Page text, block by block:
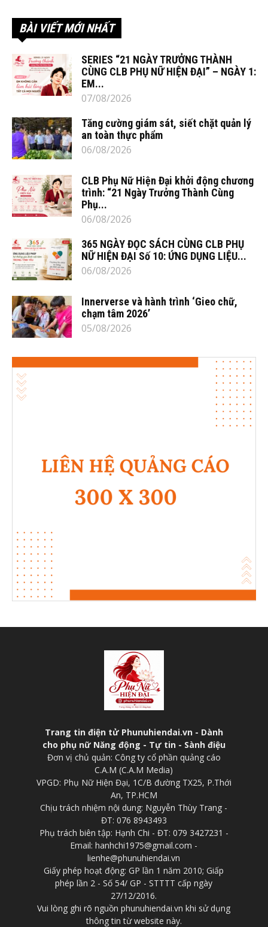
BÀI VIẾT MỚI NHẤT
SERIES “21 NGÀY TRƯỞNG THÀNH
CÙNG CLB PHỤ NỮ HIỆN ĐẠI” – NGÀY 1:
EM...
07/08/2026
Tăng cường giám sát, siết chặt quản lý
an toàn thực phẩm
06/08/2026
CLB Phụ Nữ Hiện Đại khởi động chương
trình: “21 Ngày Trưởng Thành Cùng
Phụ...
06/08/2026
365 NGÀY ĐỌC SÁCH CÙNG CLB PHỤ
NỮ HIỆN ĐẠI Số 10: ỨNG DỤNG LIỆU...
06/08/2026
Innerverse và hành trình ‘Gieo chữ,
chạm tâm 2026’
05/08/2026
Trang tin điện tử Phunuhiendai.vn - Dành
cho phụ nữ Năng động - Tự tin - Sành điệu
Đơn vị chủ quản: Công ty cổ phần quảng cáo
C.A.M (C.A.M Media)
VPGD: Phụ Nữ Hiện Đại, 1C/B đường TX25, P.Thới
An, TP.HCM
Chịu trách nhiệm nội dung: Nguyễn Thùy Trang -
ĐT: 076 8943493
Phụ trách biên tập: Hạnh Chi - ĐT: 079 3427231 -
Email: hanhchi1975@gmail.com -
lienhe@phunuhiendai.vn
Giấy phép hoạt động: GP lần 1 năm 2010; Giấp
phép lần 2 - Số 54/ GP - STTTT cấp ngày
27/12/2016.
Vui lòng ghi rõ nguồn phunuhiendai.vn khi sử dụng
thông tin từ website này.